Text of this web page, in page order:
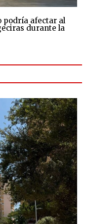
podría afectar al
durante la